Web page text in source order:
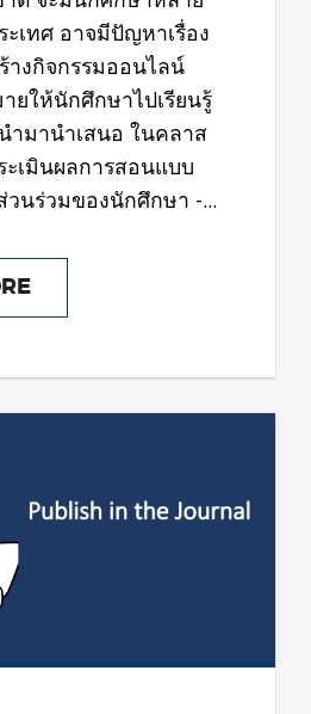
เทศ อาจมีปัญหาเรื่อง
างกิจกรรมออนไลน์
ยให้นักศึกษาไปเรียนรู้
ำมานำเสนอ ในคลาส
ะเมินผลการสอนแบบ
นร่วมของนักศึกษา -...